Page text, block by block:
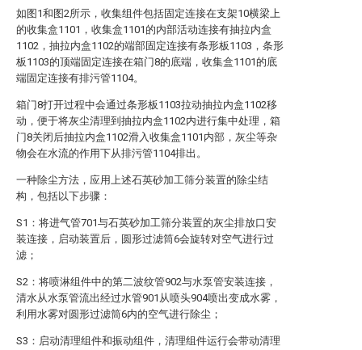
如图1和图2所示，收集组件包括固定连接在支架10横梁上
的收集盒1101，收集盒1101的内部活动连接有抽拉内盒
1102，抽拉内盒1102的端部固定连接有条形板1103，条形
板1103的顶端固定连接在箱门8的底端，收集盒1101的底
端固定连接有排污管1104。
箱门8打开过程中会通过条形板1103拉动抽拉内盒1102移
动，便于将灰尘清理到抽拉内盒1102内进行集中处理，箱
门8关闭后抽拉内盒1102滑入收集盒1101内部，灰尘等杂
物会在水流的作用下从排污管1104排出。
一种除尘方法，应用上述石英砂加工筛分装置的除尘结
构，包括以下步骤：
S1：将进气管701与石英砂加工筛分装置的灰尘排放口安
装连接，启动装置后，圆形过滤筒6会旋转对空气进行过
滤；
S2：将喷淋组件中的第二波纹管902与水泵管安装连接，
清水从水泵管流出经过水管901从喷头904喷出变成水雾，
利用水雾对圆形过滤筒6内的空气进行除尘；
S3：启动清理组件和振动组件，清理组件运行会带动清理